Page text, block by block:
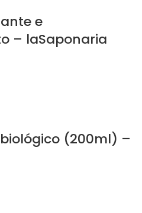
e
– laSaponaria
(200ml) –